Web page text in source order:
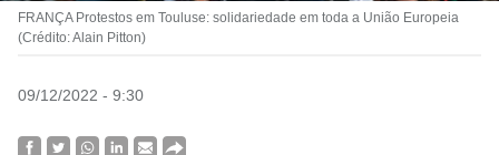
FRANÇA Protestos em Touluse: solidariedade em toda a União Europeia
(Crédito: Alain Pitton)
09/12/2022 - 9:30